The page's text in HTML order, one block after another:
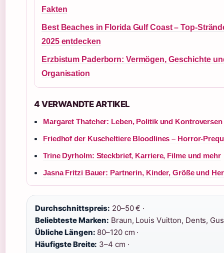
Fakten
Best Beaches in Florida Gulf Coast – Top-
2025 entdecken
Erzbistum Paderborn: Vermögen, Geschichte
Organisation
4 VERWANDTE ARTIKEL
Margaret Thatcher: Leben, Politik und Kontroversen
Friedhof der Kuscheltiere Bloodlines – Horror-
Trine Dyrholm: Steckbrief, Karriere, Filme und mehr
Jasna Fritzi Bauer: Partnerin, Kinder, Größe und
Durchschnittspreis: 20–50 € ·
Beliebteste Marken: Braun, Louis Vuitton, Dents,
Übliche Längen: 80–120 cm ·
Häufigste Breite: 3–4 cm ·